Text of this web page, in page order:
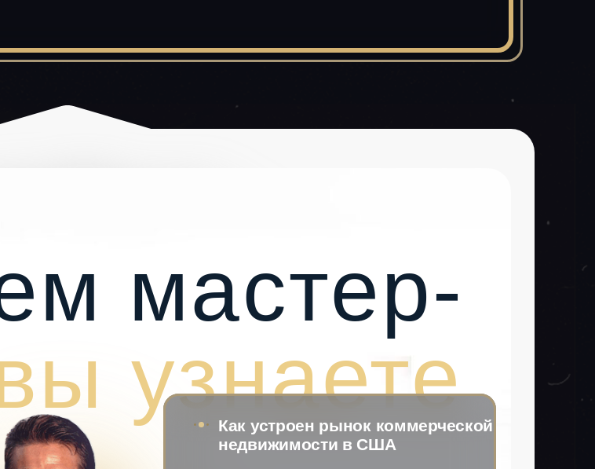
мастер-
узнаете
Как устроен рынок коммерческой
недвижимости в США